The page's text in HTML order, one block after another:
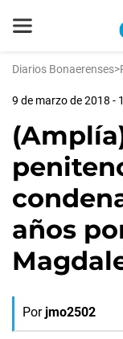
Diarios Bonaerenses>
9 de marzo de 2018 -
años
Por jmo2502